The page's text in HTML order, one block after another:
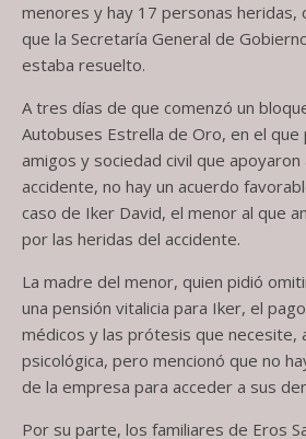
menores y hay 17 personas heridas,
que la Secretaría General de
estaba resuelto.
A tres días de que comenzó un
Autobuses Estrella de Oro, en el que
amigos y sociedad civil que
accidente, no hay un acuerdo
caso de Iker David, el menor al que
por las heridas del accidente.
La madre del menor, quien pidió
una pensión vitalicia para Iker, el
médicos y las prótesis que necesite,
psicológica, pero mencionó que no
de la empresa para acceder a sus
Por su parte, los familiares de Eros